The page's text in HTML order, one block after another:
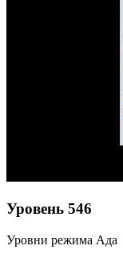
Уровень 546
Уровни режима Ада